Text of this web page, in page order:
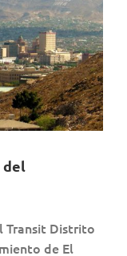
del
Transit Distrito
de El